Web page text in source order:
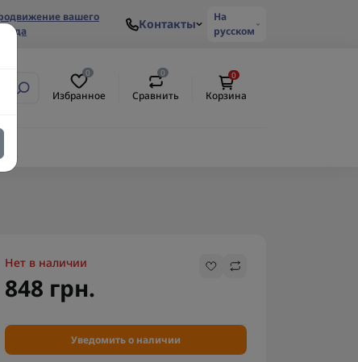
вашего
Контакты
На
русском
0
Избранное
0
Сравнить
0
Корзина
Нет в наличии
848 грн.
Уведомить о наличии